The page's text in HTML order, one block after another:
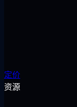
定价
资源